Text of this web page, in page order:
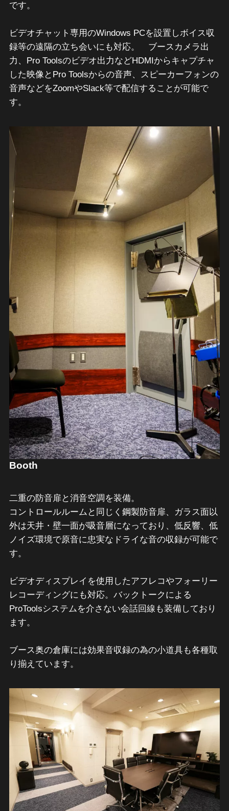
です。
ビデオチャット専用のWindows PCを設置しボイス収
録等の遠隔の立ち会いにも対応。 ブースカメラ出
力、Pro Toolsのビデオ出力などHDMIからキャプチャ
した映像とPro Toolsからの音声、スピーカーフォンの
音声などをZoomやSlack等で配信することが可能で
す。
Booth
二重の防音扉と消音空調を装備。
コントロールルームと同じく鋼製防音扉、ガラス面以
外は天井・壁一面が吸音層になっており、低反響、低
ノイズ環境で原音に忠実なドライな音の収録が可能で
す。
ビデオディスプレイを使用したアフレコやフォーリー
レコーディングにも対応。バックトークによる
ProToolsシステムを介さない会話回線も装備しており
ます。
ブース奥の倉庫には効果音収録の為の小道具も各種取
り揃えています。